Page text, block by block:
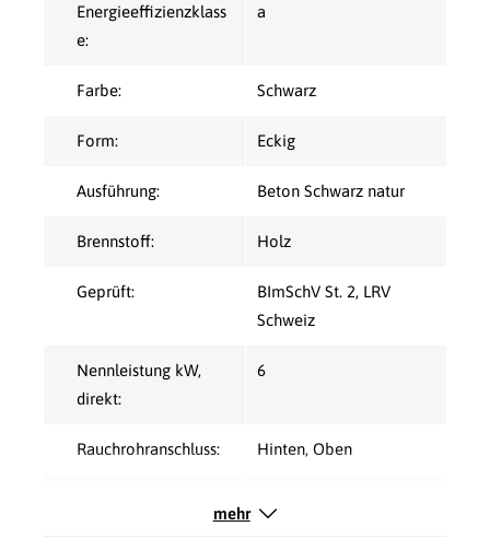
Energieeffizienzklass
e:
a
Farbe: Schwarz
Form: Eckig
Ausführung: Beton Schwarz natur
Brennstoff: Holz
Geprüft: BImSchV St. 2, LRV
Schweiz
Nennleistung kW,
direkt:
6
Rauchrohranschluss: Hinten, Oben
mehr